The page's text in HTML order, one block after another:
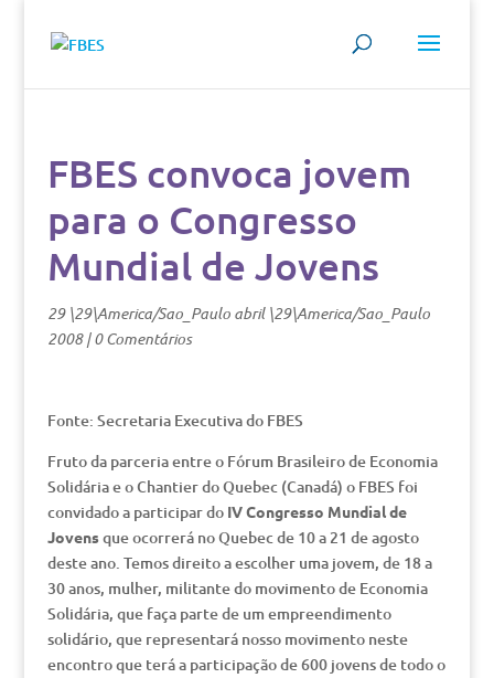
FBES convoca jovem
para o Congresso
Mundial de Jovens
29 \29\America/Sao_Paulo abril \29\America/Sao_Paulo
2008|0 Comentários
Fonte: Secretaria Executiva do FBES
Fruto da parceria entre o Fórum Brasileiro de Economia
Solidária e o Chantier do Quebec (Canadá) o FBES foi
convidado a participar do IV Congresso Mundial de
Jovensque ocorrerá no Quebec de 10 a 21 de agosto
deste ano. Temos direito a escolher uma jovem, de 18 a
30 anos, mulher, militante do movimento de Economia
Solidária, que faça parte de um empreendimento
solidário, que representará nosso movimento neste
encontro que terá a participação de 600 jovens de todo o